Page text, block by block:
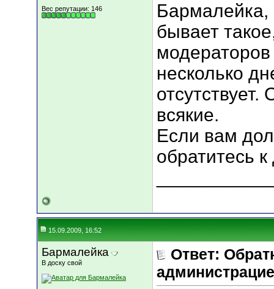
Вес репутации: 146
бывает
несколько
всякие.
Если вам
обратитесь
15.09.2009, 16:52
Бармалейка
В доску свой
Ответ: